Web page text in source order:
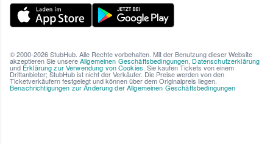
© 2000-2026 StubHub. Alle Rechte vorbehalten. Mit der Benutzung dieser Website
akzeptieren Sie unsereAllgemeinen Geschäftsbedingungen, Datenschutzerklärung
und Erklärung zur Verwendung von Cookies. Sie kaufen Tickets von einem
Drittanbieter; StubHub ist nicht der Verkäufer. Die Preise werden von den
Ticketverkäufern festgelegt und können über dem Originalpreis liegen.
Benachrichtigungen zur Änderung der Allgemeinen Geschäftsbedingungen